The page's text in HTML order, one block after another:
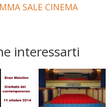
SALE CINEMA
interessarti